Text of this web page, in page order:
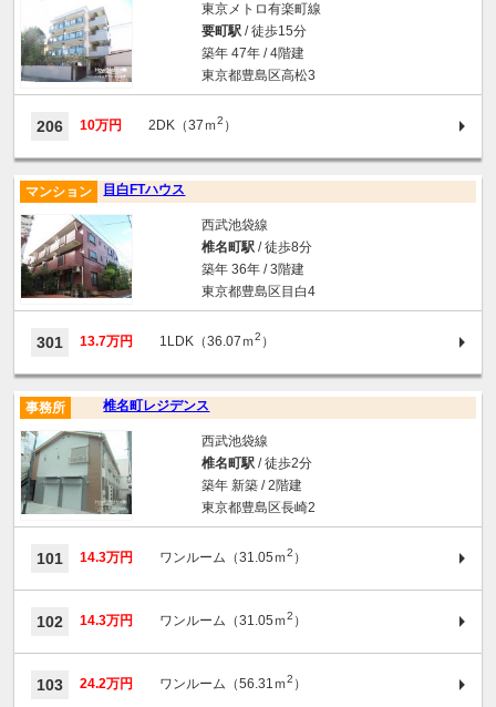
東京メトロ有楽町線
要町駅/ 徒歩15分
築年 47年 / 4階建
東京都豊島区高松3
206 10万円 2DK（37ｍ2 ）
目白FTハウス
マンション
西武池袋線
椎名町駅/ 徒歩8分
築年 36年 / 3階建
東京都豊島区目白4
301 13.7万円 1LDK（36.07ｍ2 ）
椎名町レジデンス
事務所
西武池袋線
椎名町駅/ 徒歩2分
築年 新築 / 2階建
東京都豊島区長崎2
101 14.3万円 ワンルーム（31.05ｍ2 ）
102 14.3万円 ワンルーム（31.05ｍ2 ）
103 24.2万円 ワンルーム（56.31ｍ2 ）